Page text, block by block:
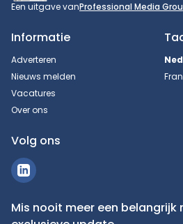
Een uitgave vanProfessional Media
Informatie
Adverteren
Nieuws melden
Vacatures
Over ons
Volg ons
Mis nooit meer een belangrijk